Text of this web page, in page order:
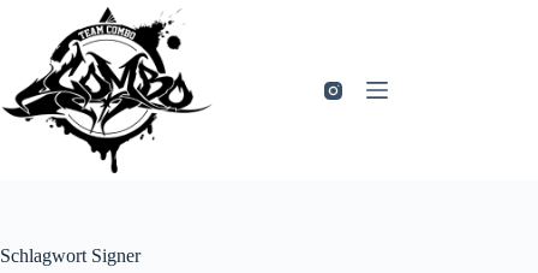
springen
Schlagwort Signer